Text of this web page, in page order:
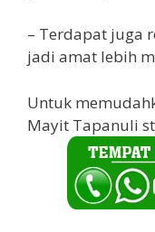
– Terdapat juga
jadi amat lebih
Untuk
Mayit Tapanuli